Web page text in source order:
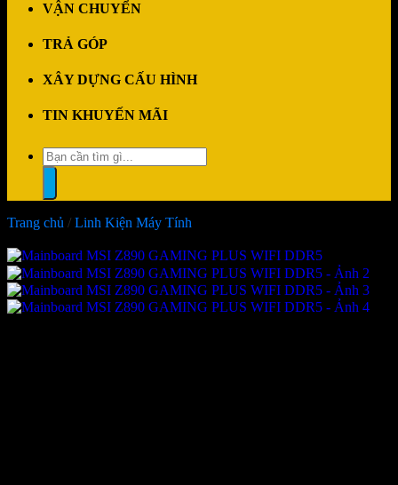
VẬN CHUYỂN
TRẢ GÓP
XÂY DỰNG CẤU HÌNH
TIN KHUYẾN MÃI
Tìm
kiếm:
Trang chủ / Linh Kiện Máy Tính